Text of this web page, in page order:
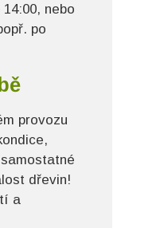
nebo
po
provozu
dřevin!
a